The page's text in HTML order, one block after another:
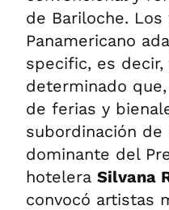
de Bariloche.
Panamericano
specific, es
determinado
de ferias y
subordinación
dominante del
hotelera Silvana
convocó artistas